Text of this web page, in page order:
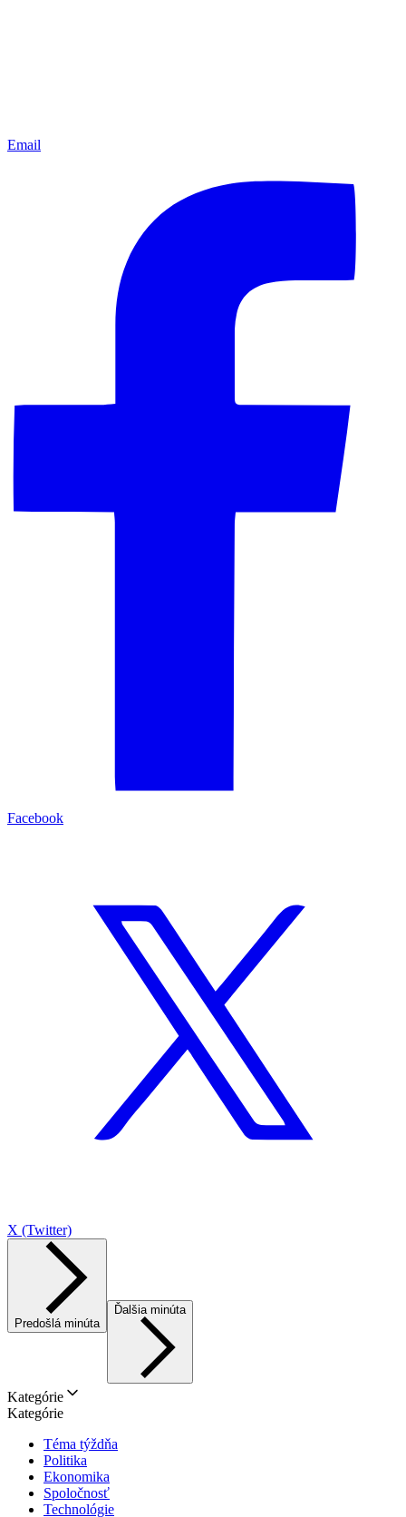
Email
Facebook
X (Twitter)
Predošlá minúta
Ďalšia minúta
Kategórie
Kategórie
Téma týždňa
Politika
Ekonomika
Spoločnosť
Technológie